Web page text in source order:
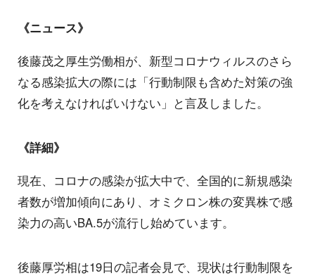
《ニュース》
後藤茂之厚生労働相が、新型コロナウィルスのさら
なる感染拡大の際には「行動制限も含めた対策の強
化を考えなければいけない」と言及しました。
《詳細》
現在、コロナの感染が拡大中で、全国的に新規感染
者数が増加傾向にあり、オミクロン株の変異株で感
染力の高いBA.5が流行し始めています。
後藤厚労相は19日の記者会見で、現状は行動制限を